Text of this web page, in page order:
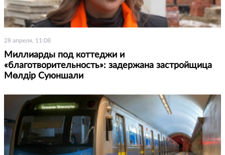
28 апреля, 11:08
Миллиарды под коттеджи и
«благотворительность»: задержана застройщица
Мөлдір Суюншали